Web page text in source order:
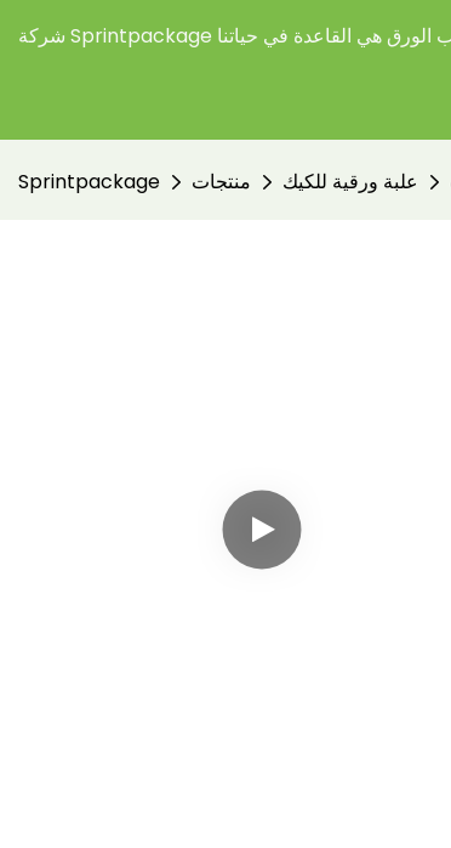
الورق هي القاعدة في حياتنا
Sprintpackage منتجات علبة ورقية للكيك